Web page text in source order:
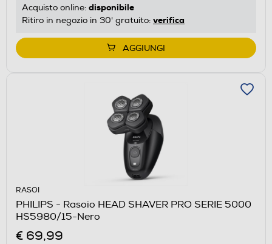
Acquisto online: disponibile
Ritiro in negozio in 30' gratuito: verifica
AGGIUNGI
RASOI
PHILIPS - Rasoio HEAD SHAVER PRO SERIE 5000
HS5980/15-Nero
€ 69,99